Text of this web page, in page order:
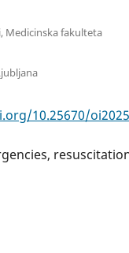
Medicinska fakulteta
10.25670/